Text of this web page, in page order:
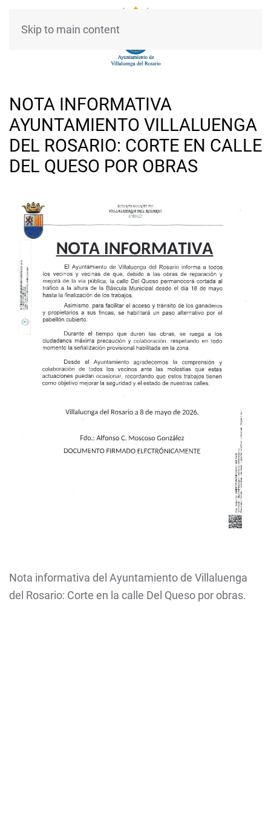
Skip to main content
NOTA INFORMATIVA
AYUNTAMIENTO VILLALUENGA
DEL ROSARIO: CORTE EN CALLE
DEL QUESO POR OBRAS
Nota informativa del Ayuntamiento de Villaluenga
del Rosario: Corte en la calle Del Queso por obras.